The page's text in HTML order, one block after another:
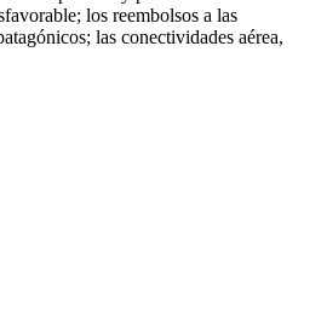
los reembolsos a las
las conectividades aérea,